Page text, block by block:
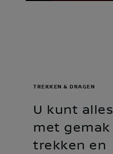
U kunt alles
met gemak
trekken en
TREKKEN & DRAGEN